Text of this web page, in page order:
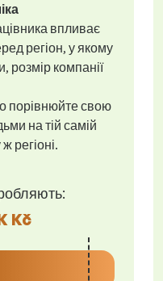
впливає
регіон, у якому
розмір компанії
порівнюйте свою
на тій самій
регіоні.
Kč